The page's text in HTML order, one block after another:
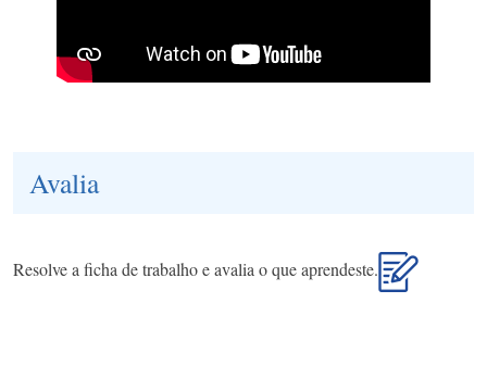
Avalia
Resolve a ficha de trabalho e avalia o que aprendeste.